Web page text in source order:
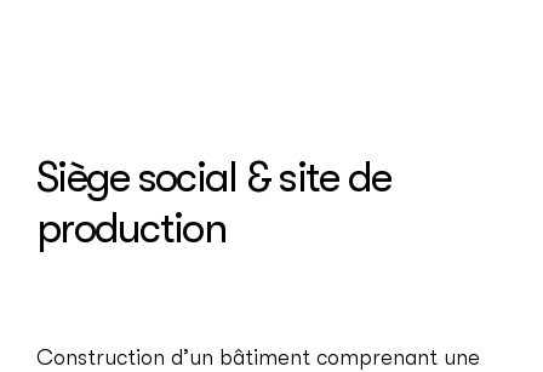
Siège social & site de
production
Construction d’un bâtiment comprenant une